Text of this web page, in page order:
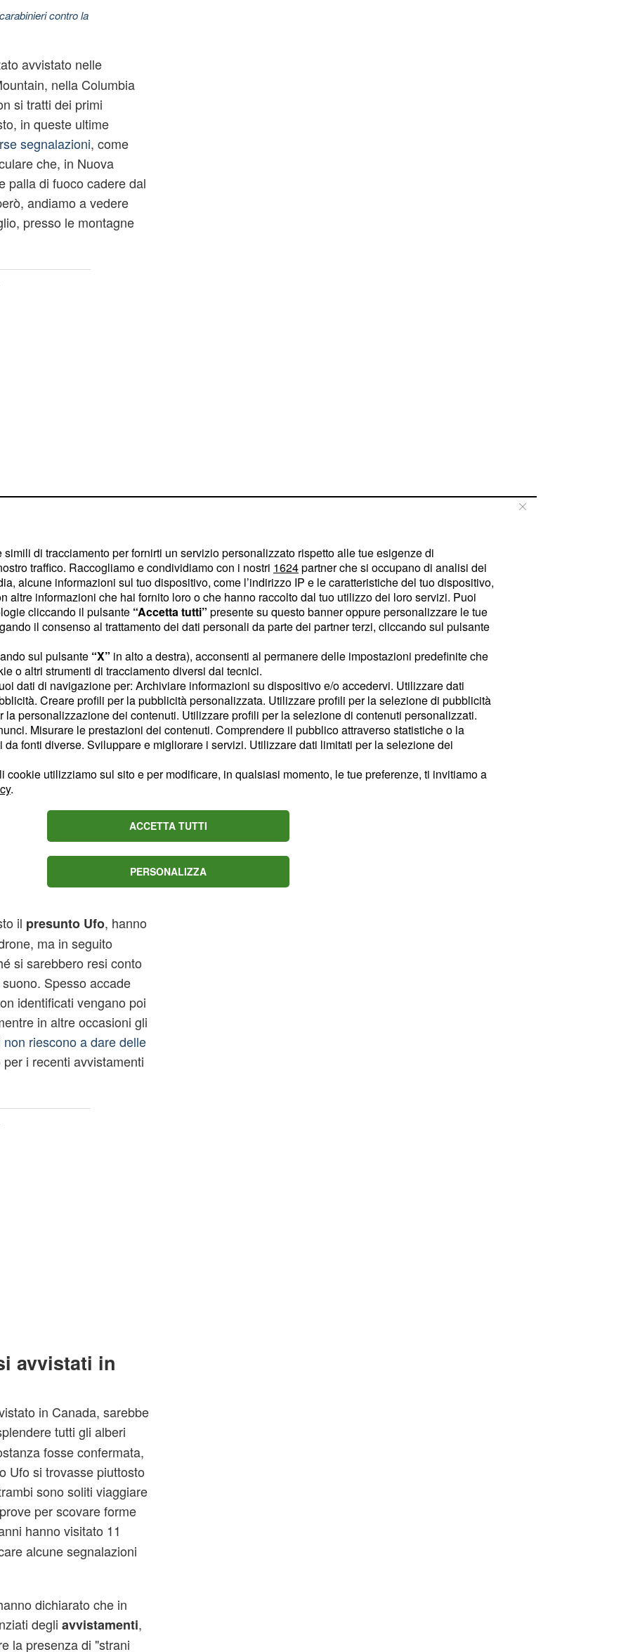
contro la
avvistato nelle
nella Columbia
si tratti dei primi
in queste ultime
segnalazioni, come
che, in Nuova
palla di fuoco cadere dal
andiamo a vedere
presso le montagne
fluttuava nel
e Marcus McNabb,
Britannica un presunto
girati dai due testimoni
web: nel video si vede
disco verde volare in
il presunto Ufo, hanno
ma in seguito
si sarebbero resi conto
Spesso accade
identificati vengano poi
in altre occasioni gli
non riescono a dare delle
i recenti avvistamenti
avvistati in
in Canada, sarebbe
tutti gli alberi
fosse confermata,
Ufo si trovasse piuttosto
sono soliti viaggiare
per scovare forme
hanno visitato 11
alcune segnalazioni
dichiarato che in
degli avvistamenti,
la presenza di "strani
di tracciamento per fornirti un servizio personalizzato rispetto alle tue esigenze di
traffico. Raccogliamo e condividiamo con i nostri 1624partner che si occupano di analisi dei
alcune informazioni sul tuo dispositivo, come l’indirizzo IP e le caratteristiche del tuo dispositivo,
altre informazioni che hai fornito loro o che hanno raccolto dal tuo utilizzo dei loro servizi. Puoi
cliccando il pulsante “Accetta tutti” presente su questo banner oppure personalizzare le tue
il consenso al trattamento dei dati personali da parte dei partner terzi, cliccando sul pulsante
sul pulsante “X” in alto a destra), acconsenti al permanere delle impostazioni predefinite che
o altri strumenti di tracciamento diversi dai tecnici.
dati di navigazione per: Archiviare informazioni su dispositivo e/o accedervi. Utilizzare dati
Creare profili per la pubblicità personalizzata. Utilizzare profili per la selezione di pubblicità
la personalizzazione dei contenuti. Utilizzare profili per la selezione di contenuti personalizzati.
Misurare le prestazioni dei contenuti. Comprendere il pubblico attraverso statistiche o la
fonti diverse. Sviluppare e migliorare i servizi. Utilizzare dati limitati per la selezione dei
cookie utilizziamo sul sito e per modificare, in qualsiasi momento, le tue preferenze, ti invitiamo a
.
ACCETTA TUTTI
PERSONALIZZA